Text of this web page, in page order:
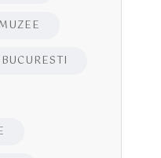
MUZEE